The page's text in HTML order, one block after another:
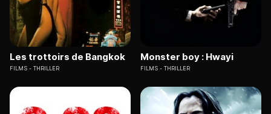
Les trottoirs de Bangkok
FILMS THRILLER
Monster boy : Hwayi
FILMS THRILLER